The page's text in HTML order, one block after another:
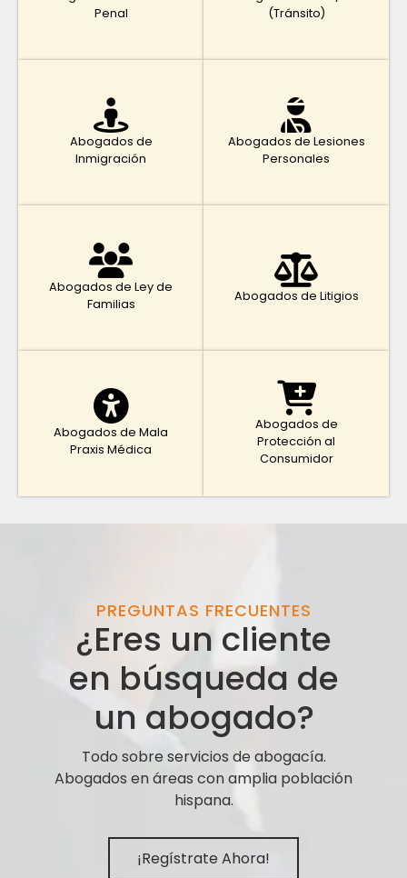
Penal
(Tránsito)
Abogados de
Inmigración
Abogados de Lesiones
Personales
Abogados de Ley de
Familias
Abogados de Litigios
Abogados de Mala
Praxis Médica
Abogados de
Protección al
Consumidor
PREGUNTAS FRECUENTES
¿Eres un cliente
en búsqueda de
un abogado?
Todo sobre servicios de abogacía.
Abogados en áreas con amplia población
hispana.
¡Regístrate Ahora!